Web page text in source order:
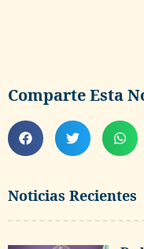
Noticias Recientes
Comparte Esta